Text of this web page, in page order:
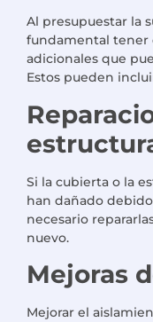
Al presupuestar la
fundamental tener
adicionales que
Estos pueden
Si la cubierta o la
han dañado
necesario
nuevo.
Mejoras
Mejorar el